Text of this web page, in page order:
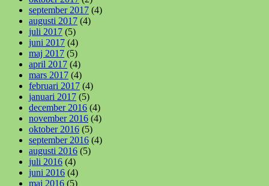
september 2017 (4)
augusti 2017 (4)
juli 2017 (5)
juni 2017 (4)
maj 2017 (5)
april 2017 (4)
mars 2017 (4)
februari 2017 (4)
januari 2017 (5)
december 2016 (4)
november 2016 (4)
oktober 2016 (5)
september 2016 (4)
augusti 2016 (5)
juli 2016 (4)
juni 2016 (4)
maj 2016 (5)